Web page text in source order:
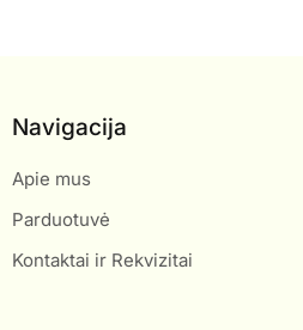
Navigacija
Apie mus
Parduotuvė
Kontaktai ir Rekvizitai